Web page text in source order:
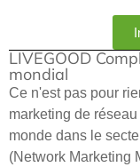
LIVEGOOD
mondial
Ce n'est pas pour
marketing de
monde dans le
(Network Marketing